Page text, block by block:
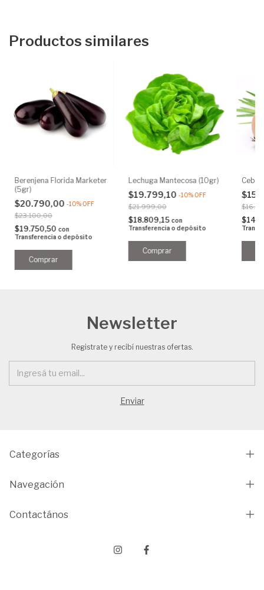
Productos similares
Berenjena Florida Marketer
(5gr)
$20.790,00 -10%OFF
$23.100,00
$19.750,50 con
Transferencia o depósito
Lechuga Mantecosa (10gr)
$19.799,10 -10%OFF
$21.999,00
$18.809,15 con
Transferencia o depósito
Newsletter
Registrate y recibí nuestras ofertas.
Categorías
Navegación
Contactános